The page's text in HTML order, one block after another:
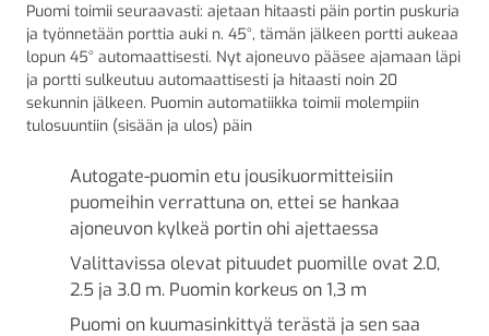
Puomi toimii seuraavasti: ajetaan hitaasti päin portin puskuria
ja työnnetään porttia auki n. 45°, tämän jälkeen portti aukeaa
lopun 45° automaattisesti. Nyt ajoneuvo pääsee ajamaan läpi
ja portti sulkeutuu automaattisesti ja hitaasti noin 20
sekunnin jälkeen. Puomin automatiikka toimii molempiin
tulosuuntiin (sisään ja ulos) päin
Autogate-puomin etu jousikuormitteisiin
puomeihin verrattuna on, ettei se hankaa
ajoneuvon kylkeä portin ohi ajettaessa
Valittavissa olevat pituudet puomille ovat 2.0,
2.5 ja 3.0 m. Puomin korkeus on 1,3 m
Puomi on kuumasinkittyä terästä ja sen saa